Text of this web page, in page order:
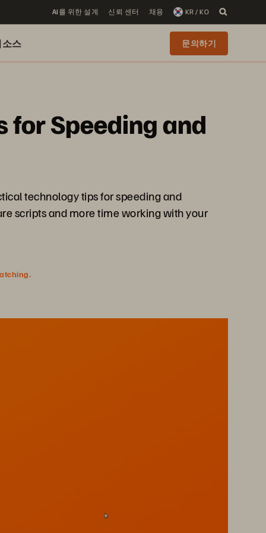
AI를 위한 설계 신뢰 센터 채용 KR / KO
스 문의하기
for Speeding and
technology tips for speeding and
scripts and more time working with your